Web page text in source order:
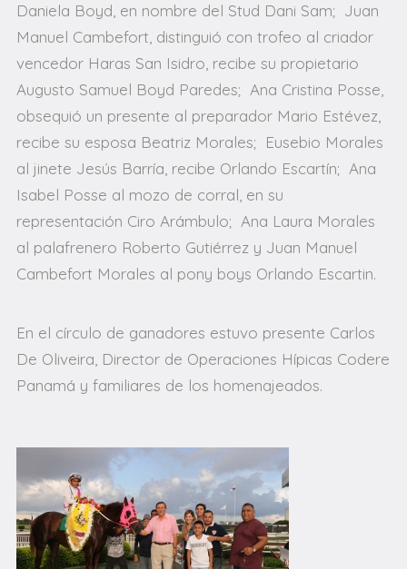
Daniela Boyd, en nombre del Stud Dani Sam; Juan
Manuel Cambefort, distinguió con trofeo al criador
vencedor Haras San Isidro, recibe su propietario
Augusto Samuel Boyd Paredes; Ana Cristina Posse,
obsequió un presente al preparador Mario Estévez,
recibe su esposa Beatriz Morales; Eusebio Morales
al jinete Jesús Barría, recibe Orlando Escartín; Ana
Isabel Posse al mozo de corral, en su
representación Ciro Arámbulo; Ana Laura Morales
al palafrenero Roberto Gutiérrez y Juan Manuel
Cambefort Morales al pony boys Orlando Escartin.
En el círculo de ganadores estuvo presente Carlos
De Oliveira, Director de Operaciones Hípicas Codere
Panamá y familiares de los homenajeados.